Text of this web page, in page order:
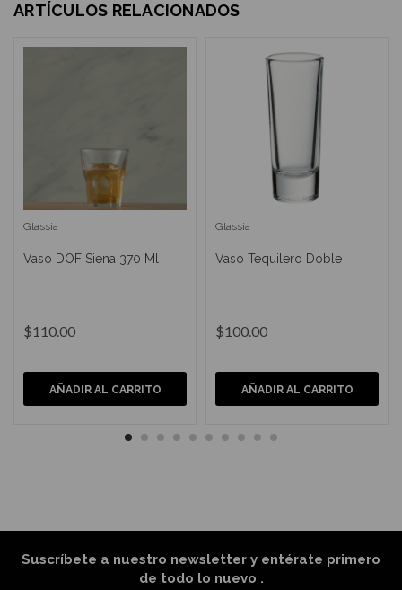
ARTÍCULOS RELACIONADOS
Glassia
Vaso DOF Siena 370 Ml
$110.00
AÑADIR AL CARRITO
Glassia
Vaso Tequilero Doble
$100.00
AÑADIR AL CARRITO
Suscríbete a nuestro newsletter y entérate primero
de todo lo nuevo .